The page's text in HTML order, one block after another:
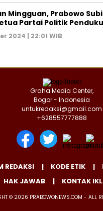
Mingguan, Prabowo
Partai Politik
2024 | 22:01 WIB
Graha Media Center,
Bogor - Indonesia
untukredaksi@gmail.com
+628557777888
REDAKSI KODE ETIK
HAK JAWAB
KONTAK
© 2026 PRABOWONEWS.COM - ALL